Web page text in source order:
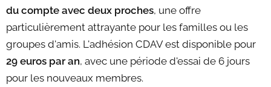
du compte avec deux proches, une offre
particulièrement attrayante pour les familles ou les
groupes d'amis. L'adhésion CDAV est disponible pour
29 euros par an, avec une période d'essai de 6 jours
pour les nouveaux membres.